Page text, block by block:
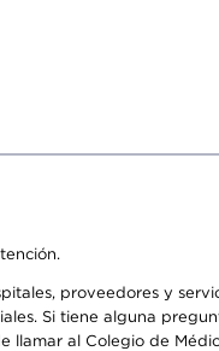
proveedores y
Si tiene alguna
llamar al Colegio de